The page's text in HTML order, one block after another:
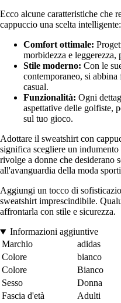
Ecco alcune caratteristiche che
cappuccio una scelta intelligente:
Comfort ottimale:
morbidezza e
Stile moderno: Con le
contemporaneo, si
casual.
Funzionalità: Ogni
aspettative delle golfiste,
sul tuo gioco.
Adottare il sweatshirt con
significa scegliere un
rivolge a donne che desiderano
all'avanguardia della moda
Aggiungi un tocco di
sweatshirt imprescindibile.
affrontarla con stile e sicurezza.
Informazioni aggiuntive
Marchio
adidas
Colore
bianco
Colore
Bianco
Sesso
Donna
Fascia d'età
Adulti